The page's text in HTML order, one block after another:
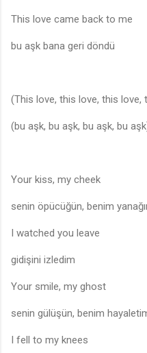
This love came back to me
bu aşk bana geri döndü
(This love, this love, this love,
(bu aşk, bu aşk, bu aşk, bu
Your kiss, my cheek
senin öpücüğün, benim
I watched you leave
gidişini izledim
Your smile, my ghost
senin gülüşün, benim
I fell to my knees